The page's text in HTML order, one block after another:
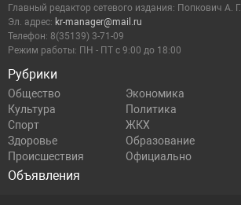
Рубрики
Общество
Экономика
Культура
Политика
Спорт
ЖКХ
Здоровье
Образование
Происшествия
Официально
Объявления
Главный редактор сетевого издания: Попкович А. Г.
Эл. адрес: kr-manager@mail.ru
Телефон: 8(35139) 3-71-09
Режим работы: ПН - ПТ с 9:00 до 18:00